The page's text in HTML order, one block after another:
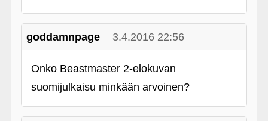
goddamnpage 3.4.2016 22:56
Onko Beastmaster 2-elokuvan
suomijulkaisu minkään arvoinen?